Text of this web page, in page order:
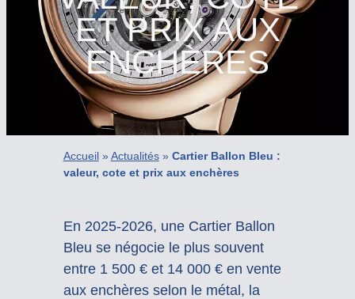
ET PRIX AUX
ENCHÈRES
Accueil»Actualités» Cartier Ballon Bleu :
valeur, cote et prix aux enchères
En 2025-2026, une Cartier Ballon
Bleu se négocie le plus souvent
entre 1 500 € et 14 000 € en vente
aux enchères selon le métal, la